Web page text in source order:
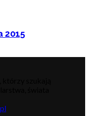
2015